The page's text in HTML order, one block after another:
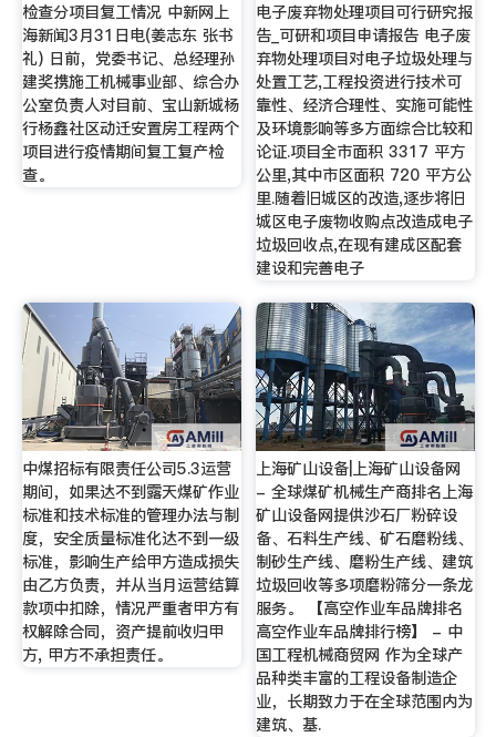
检查分项目复工情况 中新网上
海新闻3月31日电(姜志东 张书
礼) 日前，党委书记、总经理孙
建奖携施工机械事业部、综合办
公室负责人对目前、宝山新城杨
行杨鑫社区动迁安置房工程两个
项目进行疫情期间复工复产检
查。
电子废弃物处理项目可行研究报
告_可研和项目申请报告 电子废
弃物处理项目对电子垃圾处理与
处置工艺,工程投资进行技术可
靠性、经济合理性、实施可能性
及环境影响等多方面综合比较和
论证.项目全市面积 3317 平方
公里,其中市区面积 720 平方公
里.随着旧城区的改造,逐步将旧
城区电子废物收购点改造成电子
垃圾回收点,在现有建成区配套
建设和完善电子
中煤招标有限责任公司5.3运营
期间，如果达不到露天煤矿作业
标准和技术标准的管理办法与制
度，安全质量标准化达不到一级
标准，影响生产给甲方造成损失
由乙方负责，并从当月运营结算
款项中扣除，情况严重者甲方有
权解除合同，资产提前收归甲
方, 甲方不承担责任。
上海矿山设备|上海矿山设备网
- 全球煤矿机械生产商排名上海
矿山设备网提供沙石厂粉碎设
备、石料生产线、矿石磨粉线、
制砂生产线、磨粉生产线、建筑
垃圾回收等多项磨粉筛分一条龙
服务。 【高空作业车品牌排名
高空作业车品牌排行榜】 - 中
国工程机械商贸网 作为全球产
品种类丰富的工程设备制造企
业，长期致力于在全球范围内为
建筑、基.